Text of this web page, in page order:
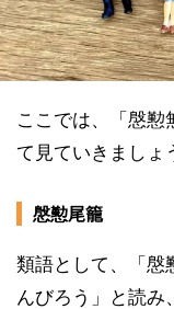
ここでは、「慇懃
て見ていきましょ
慇懃尾籠
類語として、「慇
んびろう」と読み